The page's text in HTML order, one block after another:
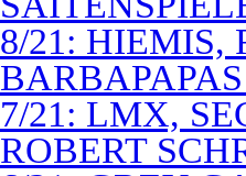
8/21: HIEMIS,
7/21: LMX,
ROBERT